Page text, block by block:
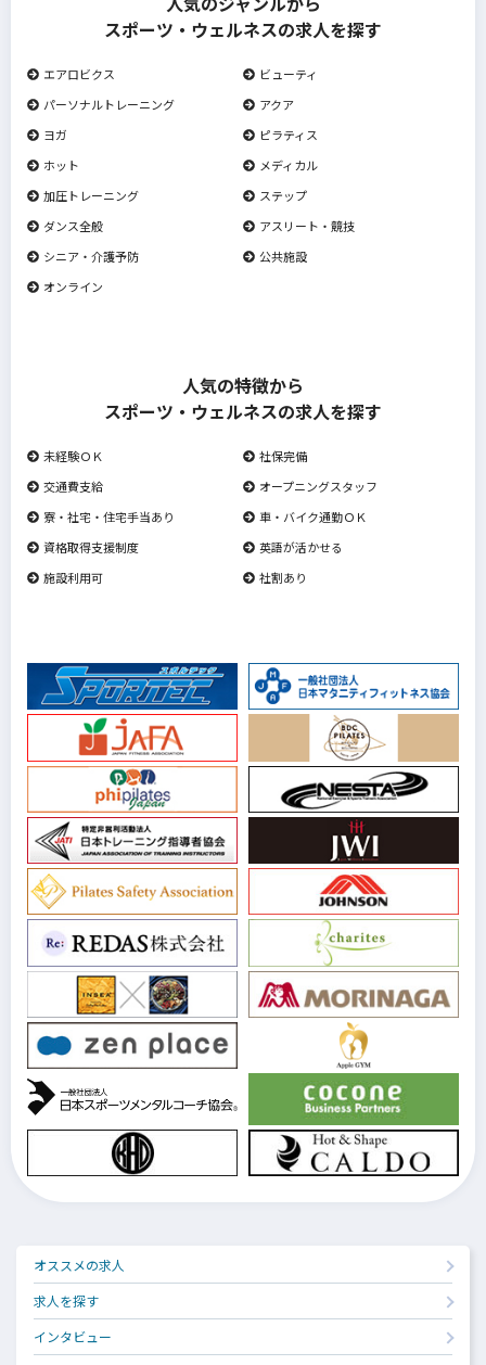
スポーツ・ウェルネスの求人を探す
エアロビクス
ビューティ
パーソナルトレーニング
アクア
ヨガ
ピラティス
ホット
メディカル
加圧トレーニング
ステップ
ダンス全般
アスリート・競技
シニア・介護予防
公共施設
オンライン
人気の特徴から
スポーツ・ウェルネスの求人を探す
未経験ＯＫ
社保完備
交通費支給
オープニングスタッフ
寮・社宅・住宅手当あり
車・バイク通勤ＯＫ
資格取得支援制度
英語が活かせる
施設利用可
社割あり
オススメの求人
求人を探す
インタビュー